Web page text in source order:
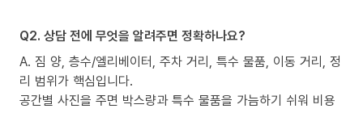
Q2. 상담 전에 무엇을 알려주면 정확하나요?
A. 짐 양, 층수/엘리베이터, 주차 거리, 특수 물품, 이동 거리, 정
리 범위가 핵심입니다.
공간별 사진을 주면 박스량과 특수 물품을 가늠하기 쉬워 비용